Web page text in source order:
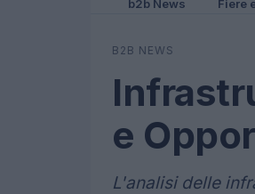
b2b News Fiere
B2B NEWS
e
L'analisi delle